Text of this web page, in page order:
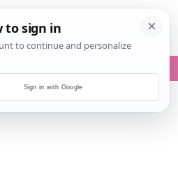
Sign in with Google